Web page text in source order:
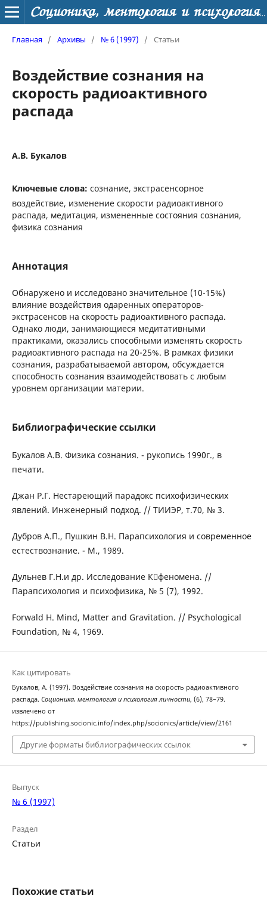
Соционика, ментология и психология личности
Главная / Архивы / № 6 (1997) / Статьи
Воздействие сознания на
скорость радиоактивного
распада
А.В. Букалов
Ключевые слова: сознание, экстрасенсорное
воздействие, изменение скорости радиоактивного
распада, медитация, измененные состояния сознания,
физика сознания
Аннотация
Обнаружено и исследовано значительное (10-15%)
влияние воздействия одаренных операторов-
экстрасенсов на скорость радиоактивного распада.
Однако люди, занимающиеся медитативными
практиками, оказались способными изменять скорость
радиоактивного распада на 20-25%. В рамках физики
сознания, разрабатываемой автором, обсуждается
способность сознания взаимодействовать с любым
уровнем организации материи.
Библиографические ссылки
Букалов А.В. Физика сознания. - рукопись 1990г., в
печати.
Джан Р.Г. Нестареющий парадокс психофизических
явлений. Инженерный подход. // ТИИЭР, т.70, № 3.
Дубров А.П., Пушкин В.Н. Парапсихология и современное
естествознание. - М., 1989.
Дульнев Г.Н.и др. Исследование Кфеномена. //
Парапсихология и психофизика, № 5 (7), 1992.
Forwald H. Mind, Matter and Gravitation. // Psychological
Foundation, № 4, 1969.
Как цитировать
Букалов, А. (1997). Воздействие сознания на скорость радиоактивного
распада. Соционика, ментология и психология личности, (6), 78–79.
извлечено от
https://publishing.socionic.info/index.php/socionics/article/view/2161
Другие форматы библиографических ссылок
Выпуск
№ 6 (1997)
Раздел
Статьи
Похожие статьи